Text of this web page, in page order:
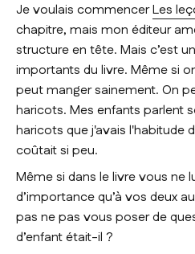
Je voulais commencerLes
chapitre, mais mon éditeur
structure en tête. Mais c’est
importants du livre. Même si
peut manger sainement. On
haricots. Mes enfants parlent
haricots que j'avais l'habitude
coûtait si peu.
Même si dans le livre vous ne
d’importance qu’à vos deux
pas ne pas vous poser de
d’enfant était-il ?